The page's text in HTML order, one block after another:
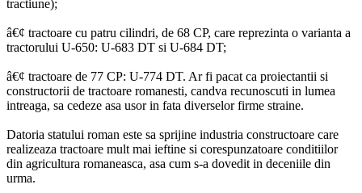
tractiune);
â€¢ tractoare cu patru cilindri, de 68 CP, care reprezinta o varianta a
tractorului U-650: U-683 DT si U-684 DT;
â€¢ tractoare de 77 CP: U-774 DT. Ar fi pacat ca proiectantii si
constructorii de tractoare romanesti, candva recunoscuti in lumea
intreaga, sa cedeze asa usor in fata diverselor firme straine.
Datoria statului roman este sa sprijine industria constructoare care
realizeaza tractoare mult mai ieftine si corespunzatoare conditiilor
din agricultura romaneasca, asa cum s-a dovedit in deceniile din
urma.